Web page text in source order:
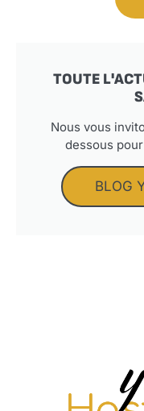
TOUTE
Nous vous
dessous
BLOG